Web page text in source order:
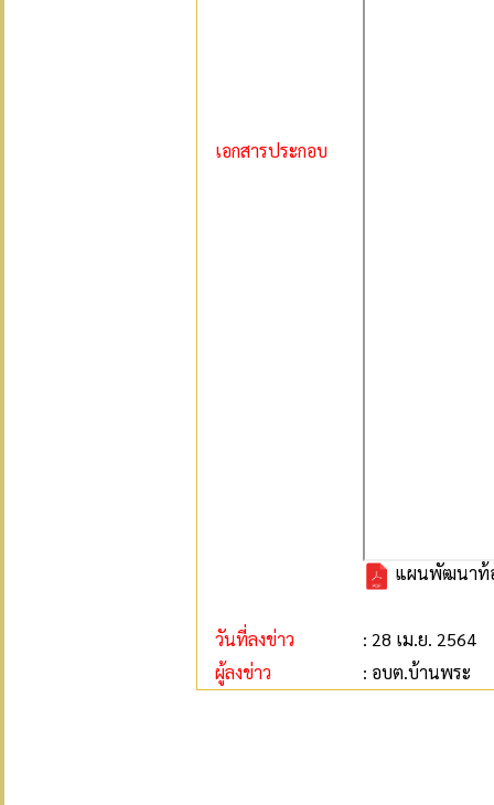
เอกสารประกอบ
แผนพัฒนาท้
วันที่ลงข่าว
: 28 เม.ย. 2564
ผู้ลงข่าว
: อบต.บ้านพระ